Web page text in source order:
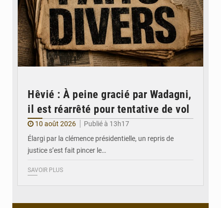
Hêvié : À peine gracié par Wadagni,
il est réarrêté pour tentative de vol
10 août 2026
Publié à 13h17
Élargi par la clémence présidentielle, un repris de
justice s’est fait pincer le…
SAVOIR PLUS